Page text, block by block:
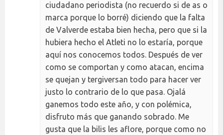
ciudadano periodista (no recuerdo si de as o
marca porque lo borré) diciendo que la falta
de Valverde estaba bien hecha, pero que si la
hubiera hecho el Atleti no lo estaría, porque
aquí nos conocemos todos. Después de ver
como se comportan y como atacan, encima
se quejan y tergiversan todo para hacer ver
justo lo contrario de lo que pasa. Ojalá
ganemos todo este año, y con polémica,
disfruto más que ganando sobrado. Me
gusta que la bilis les aflore, porque como no